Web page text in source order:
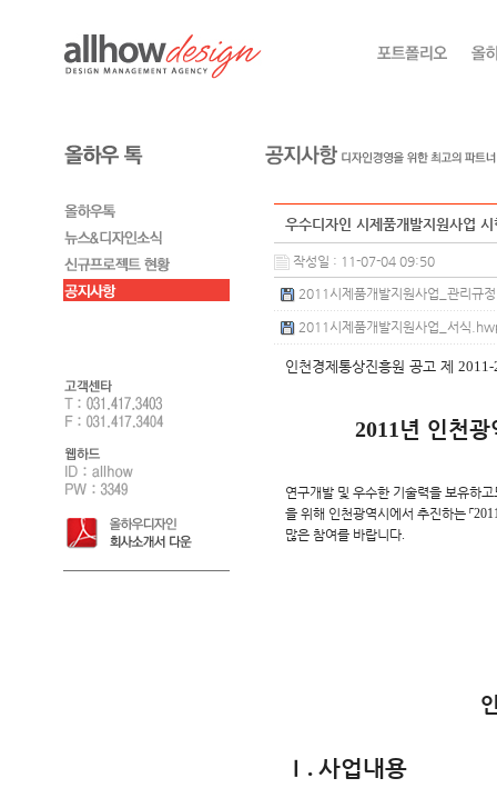
우수디자인 시제품개발지원사업
작성일 : 11-07-04 09:50
2011시제품개발지원사업_관리규
2011시제품개발지원사업_서식
인천경제통상진흥원 공고 제 2011-
2011 년 인천
연구개발 및 우수한 기술력을 보유하
을 위해 인천광역시에서 추진하는 「
많은 참여를 바랍니다.
Ⅰ . 사업내용